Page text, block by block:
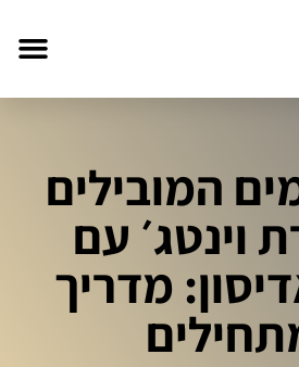
המובילים
וינטג׳ עם
מדריך